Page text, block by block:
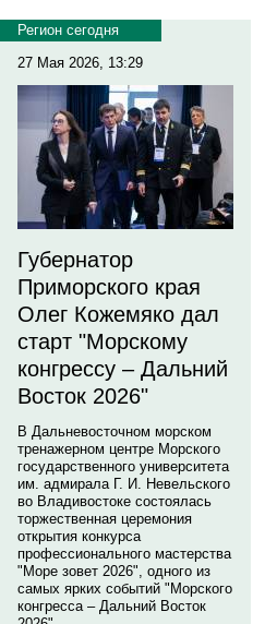
Регион сегодня
27 Мая 2026, 13:29
Губернатор
Приморского края
Олег Кожемяко дал
старт "Морскому
конгрессу – Дальний
Восток 2026"
В Дальневосточном морском
тренажерном центре Морского
государственного университета
им. адмирала Г. И. Невельского
во Владивостоке состоялась
торжественная церемония
открытия конкурса
профессионального мастерства
"Море зовет 2026", одного из
самых ярких событий "Морского
конгресса – Дальний Восток